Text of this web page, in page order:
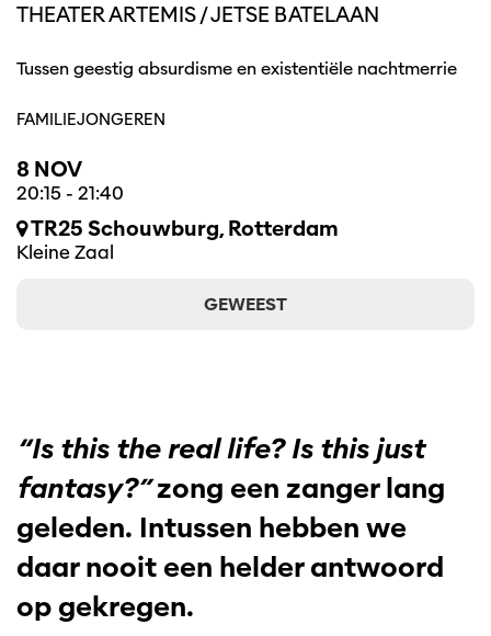
THEATER ARTEMIS / JETSE BATELAAN
Tussen geestig absurdisme en existentiële nachtmerrie
FAMILIEJONGEREN
8 NOV
20:15 - 21:40
TR25 Schouwburg, Rotterdam
Kleine Zaal
GEWEEST
“Is this the real life? Is this just
fantasy?”zong een zanger lang
geleden. Intussen hebben we
daar nooit een helder antwoord
op gekregen.